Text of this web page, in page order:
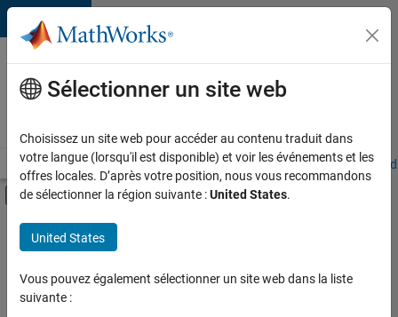
Passer au contenu
Votre
carrière
chez
Accueil Explorer nos opportunités Adresses de nos bureaux
Activer/désactiver l'affichage du menu
Contenu principal
FILTRER PAR
Technologies de l’information
Support client
Ventes internes
Sélectionner un site web
Choisissez un site web pour accéder au contenu traduit dans
votre langue (lorsqu'il est disponible) et voir les événements et les
offres locales. D’après votre position, nous vous recommandons
de sélectionner la région suivante :United States.
United States
Vous pouvez également sélectionner un site web dans la liste
suivante :